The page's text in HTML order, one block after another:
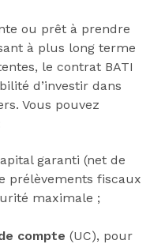
ou prêt à prendre
à plus long terme
le contrat BATI
d’investir dans
Vous pouvez
garanti (net de
prélèvements fiscaux
maximale ;
compte (UC), pour